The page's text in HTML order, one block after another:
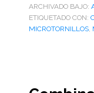
ARCHIVADO BAJO:
ETIQUETADO CON:
MICROTORNILLOS,